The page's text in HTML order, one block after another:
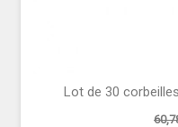
Lot de 30